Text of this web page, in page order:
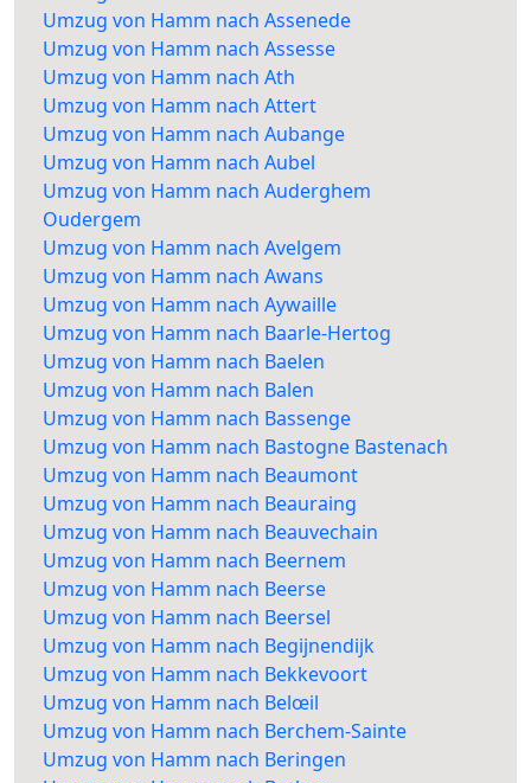
Umzug von Hamm nach Assenede
Umzug von Hamm nach Assesse
Umzug von Hamm nach Ath
Umzug von Hamm nach Attert
Umzug von Hamm nach Aubange
Umzug von Hamm nach Aubel
Umzug von Hamm nach Auderghem
Oudergem
Umzug von Hamm nach Avelgem
Umzug von Hamm nach Awans
Umzug von Hamm nach Aywaille
Umzug von Hamm nach Baarle-Hertog
Umzug von Hamm nach Baelen
Umzug von Hamm nach Balen
Umzug von Hamm nach Bassenge
Umzug von Hamm nach Bastogne Bastenach
Umzug von Hamm nach Beaumont
Umzug von Hamm nach Beauraing
Umzug von Hamm nach Beauvechain
Umzug von Hamm nach Beernem
Umzug von Hamm nach Beerse
Umzug von Hamm nach Beersel
Umzug von Hamm nach Begijnendijk
Umzug von Hamm nach Bekkevoort
Umzug von Hamm nach Belœil
Umzug von Hamm nach Berchem-Sainte
Umzug von Hamm nach Beringen